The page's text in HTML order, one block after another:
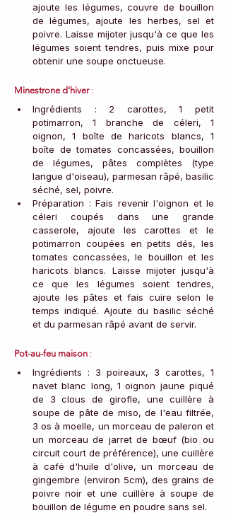
ajoute les légumes, couvre de bouillon
de légumes, ajoute les herbes, sel et
poivre. Laisse mijoter jusqu'à ce que les
légumes soient tendres, puis mixe pour
obtenir une soupe onctueuse.
Minestrone d'hiver :
Ingrédients : 2 carottes, 1 petit
potimarron, 1 branche de céleri, 1
oignon, 1 boîte de haricots blancs, 1
boîte de tomates concassées, bouillon
de légumes, pâtes complètes (type
langue d'oiseau), parmesan râpé, basilic
séché, sel, poivre.
Préparation : Fais revenir l'oignon et le
céleri coupés dans une grande
casserole, ajoute les carottes et le
potimarron coupées en petits dés, les
tomates concassées, le bouillon et les
haricots blancs. Laisse mijoter jusqu'à
ce que les légumes soient tendres,
ajoute les pâtes et fais cuire selon le
temps indiqué. Ajoute du basilic séché
et du parmesan râpé avant de servir.
Pot-au-feu maison :
Ingrédients : 3 poireaux, 3 carottes, 1
navet blanc long, 1 oignon jaune piqué
de 3 clous de girofle, une cuillère à
soupe de pâte de miso, de l'eau filtrée,
3 os à moelle, un morceau de paleron et
un morceau de jarret de bœuf (bio ou
circuit court de préférence), une cuillère
à café d'huile d'olive, un morceau de
gingembre (environ 5cm), des grains de
poivre noir et une cuillère à soupe de
bouillon de légume en poudre sans sel.